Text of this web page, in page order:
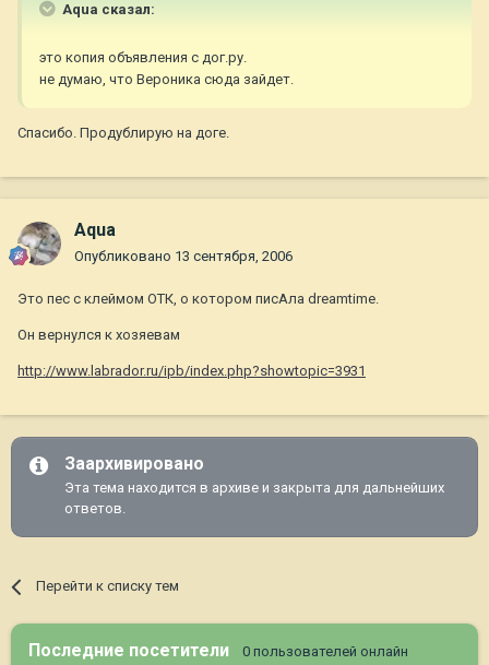
Aqua сказал:
это копия объявления с дог.ру.
не думаю, что Вероника сюда зайдет.
Спасибо. Продублирую на доге.
Aqua
Опубликовано 13 сентября, 2006
Это пес с клеймом ОТК, о котором писАла dreamtime.
Он вернулся к хозяевам
http://www.labrador.ru/ipb/index.php?showtopic=3931
Заархивировано
Эта тема находится в архиве и закрыта для дальнейших
ответов.
Перейти к списку тем
Последние посетители 0 пользователей онлайн